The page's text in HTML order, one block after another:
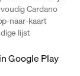
Cardano
naar-kaart
lijst
Google Play